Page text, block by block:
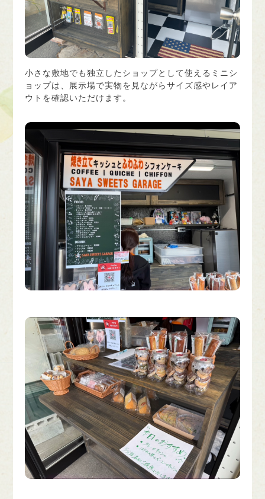
小さな敷地でも独立したショップとして使えるミニシ
ョップは、展示場で実物を見ながらサイズ感やレイア
ウトを確認いただけます。